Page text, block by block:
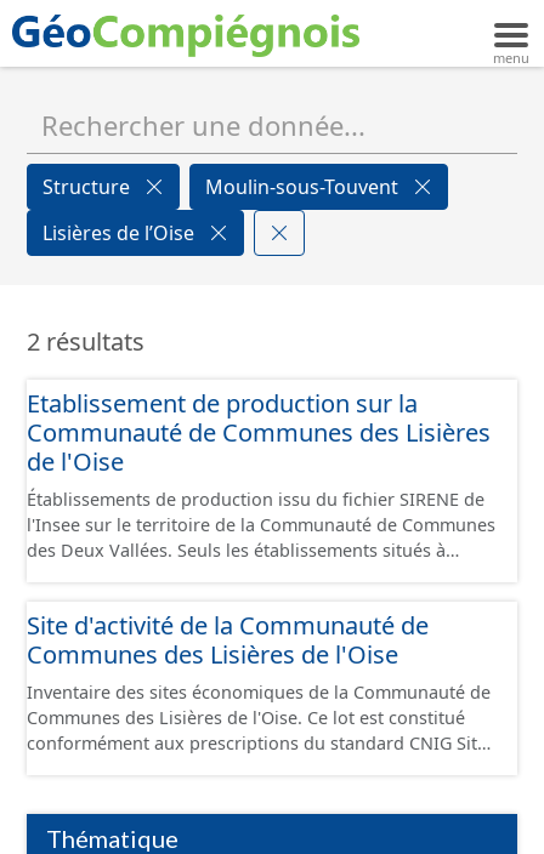
Structure
Moulin-sous-Touvent
Lisières de l’Oise
2 résultats
Etablissement de production sur la
Communauté de Communes des Lisières
de l'Oise
Établissements de production issu du fichier SIRENE de
l'Insee sur le territoire de la Communauté de Communes
des Deux Vallées. Seuls les établissements situés à
conformément aux prescriptions du standard CNIG Sites
Économiques. Ce lot ne contient pas la référence aux
delà des prescriptions du CNIG se limitant aux SCI.
Site d'activité de la Communauté de
Communes des Lisières de l'Oise
Inventaire des sites économiques de la Communauté de
Communes des Lisières de l'Oise. Ce lot est constitué
conformément aux prescriptions du standard CNIG Sites
Thématique